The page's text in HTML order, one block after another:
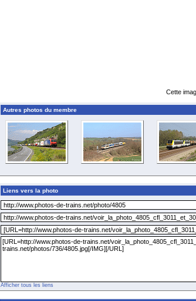
Cette
Autres photos du membre
Liens vers la photo
Afficher tous les liens